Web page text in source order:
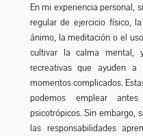
En mi experiencia personal,
regular de ejercicio físico,
ánimo, la meditación o el
cultivar la calma mental,
recreativas que ayuden
momentos complicados.
podemos emplear
psicotrópicos. Sin embargo,
las responsabilidades